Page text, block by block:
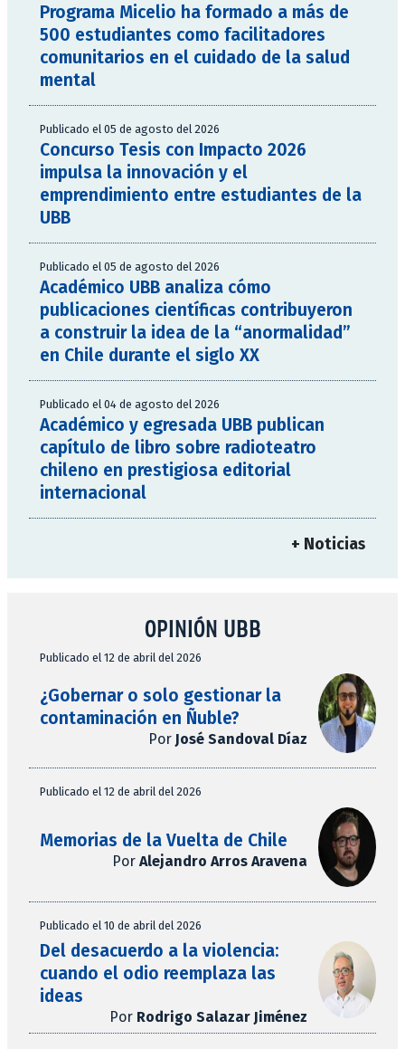
Programa Micelio ha formado a más de
500 estudiantes como facilitadores
comunitarios en el cuidado de la salud
mental
Publicado el 05 de agosto del 2026
Concurso Tesis con Impacto 2026
impulsa la innovación y el
emprendimiento entre estudiantes de la
UBB
Publicado el 05 de agosto del 2026
Académico UBB analiza cómo
publicaciones científicas contribuyeron
a construir la idea de la “anormalidad”
en Chile durante el siglo XX
Publicado el 04 de agosto del 2026
Académico y egresada UBB publican
capítulo de libro sobre radioteatro
chileno en prestigiosa editorial
internacional
+ Noticias
OPINIÓN UBB
Publicado el 12 de abril del 2026
¿Gobernar o solo gestionar la
contaminación en Ñuble?
Por José Sandoval Díaz
Publicado el 12 de abril del 2026
Memorias de la Vuelta de Chile
Por Alejandro Arros Aravena
Publicado el 10 de abril del 2026
Del desacuerdo a la violencia:
cuando el odio reemplaza las
ideas
Por Rodrigo Salazar Jiménez